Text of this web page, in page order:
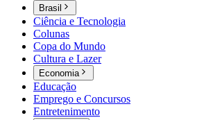
Brasil
Ciência e Tecnologia
Colunas
Copa do Mundo
Cultura e Lazer
Economia
Educação
Emprego e Concursos
Entretenimento